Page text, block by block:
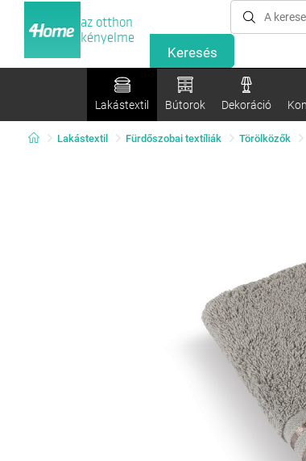
az otthon
kényelme
Lakástextil Bútorok Dekoráció
Lakástextil Fürdőszobai textíliák Törölközők